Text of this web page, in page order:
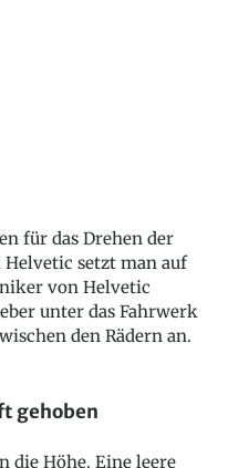
für das Drehen der
Helvetic setzt man auf
von Helvetic
unter das Fahrwerk
den Rädern an.
gehoben
die Höhe. Eine leere